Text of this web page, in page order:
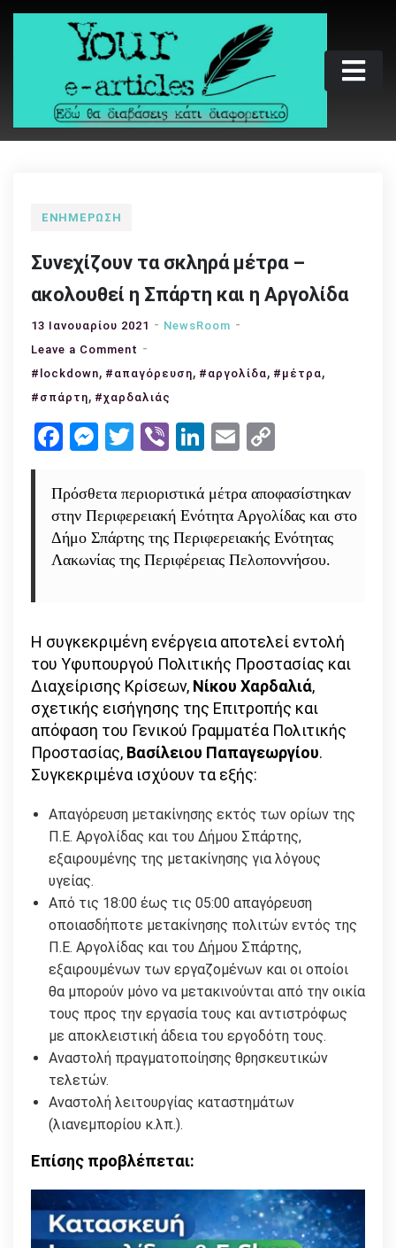
Skip
Your e-articles
Εδώ θα διαβάσεις κάτι διαφορετικό
ΕΝΗΜΈΡΩΣΗ
Συνεχίζουν τα σκληρά μέτρα –
ακολουθεί η Σπάρτη και η Αργολίδα
13 Ιανουαρίου 2021
NewsRoom
Leave a Comment on
Συνεχίζουν
τα
μέτρα
η
Σπάρτη
και
η
#lockdown, #απαγόρευση, #αργολίδα, #μέτρα,
#σπάρτη, #χαρδαλιάς
Facebook
Messenger
Twitter
ViberLinkedIn
Email
Πρόσθετα περιοριστικά μέτρα αποφασίστηκαν
στην Περιφερειακή Ενότητα Αργολίδας και στο
Δήμο Σπάρτης της Περιφερειακής Ενότητας
Λακωνίας της Περιφέρειας Πελοποννήσου.
Η συγκεκριμένη ενέργεια αποτελεί εντολή
του Υφυπουργού Πολιτικής Προστασίας και
Διαχείρισης Κρίσεων, Νίκου Χαρδαλιά,
σχετικής εισήγησης της Επιτροπής και
απόφαση του Γενικού Γραμματέα Πολιτικής
Προστασίας, Βασίλειου Παπαγεωργίου.
Συγκεκριμένα ισχύουν τα εξής:
Απαγόρευση μετακίνησης εκτός των ορίων της
Π.Ε. Αργολίδας και του Δήμου Σπάρτης,
εξαιρουμένης της μετακίνησης για λόγους
υγείας.
Από τις 18:00 έως τις 05:00 απαγόρευση
οποιασδήποτε μετακίνησης πολιτών εντός της
Π.Ε. Αργολίδας και του Δήμου Σπάρτης,
εξαιρουμένων των εργαζομένων και οι οποίοι
θα μπορούν μόνο να μετακινούνται από την οικία
τους προς την εργασία τους και αντιστρόφως
με αποκλειστική άδεια του εργοδότη τους.
Αναστολή πραγματοποίησης θρησκευτικών
τελετών.
Αναστολή λειτουργίας καταστημάτων
(λιανεμπορίου κ.λπ.).
Επίσης προβλέπεται: